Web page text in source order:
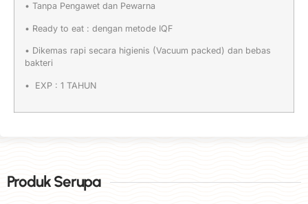
• Tanpa Pengawet dan Pewarna
• Ready to eat : dengan metode IQF
• Dikemas rapi secara higienis (Vacuum packed) dan bebas
bakteri
• EXP : 1 TAHUN
Produk Serupa